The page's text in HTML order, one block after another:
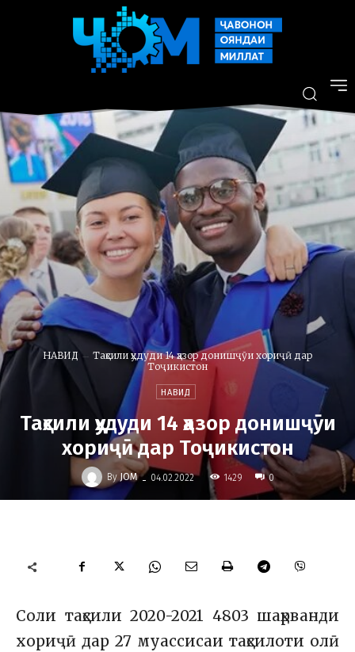
НАВИД
Таҳсили ҳудуди 14 ҳазор донишҷӯи хориҷӣ дар
Тоҷикистон
НАВИД
Таҳсили ҳудуди 14 ҳазор донишҷӯи
хориҷӣ дар Тоҷикистон
By JOM - 04.02.2022 1429 0
Соли таҳсили 2020-2021 4803 шаҳрванди
хориҷӣ дар 27 муассисаи таҳсилоти олӣ